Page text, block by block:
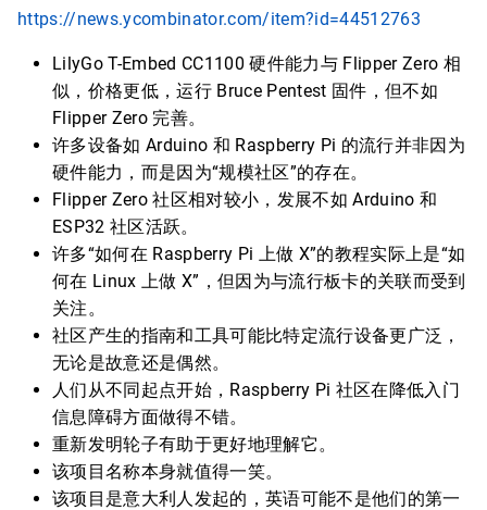
https://news.ycombinator.com/item?id=44512763
LilyGo T-Embed CC1100 硬件能力与 Flipper Zero 相
似，价格更低，运行 Bruce Pentest 固件，但不如
Flipper Zero 完善。
许多设备如 Arduino 和 Raspberry Pi 的流行并非因为
硬件能力，而是因为“规模社区”的存在。
Flipper Zero 社区相对较小，发展不如 Arduino 和
ESP32 社区活跃。
许多“如何在 Raspberry Pi 上做 X”的教程实际上是“如
何在 Linux 上做 X”，但因为与流行板卡的关联而受到
关注。
社区产生的指南和工具可能比特定流行设备更广泛，
无论是故意还是偶然。
人们从不同起点开始，Raspberry Pi 社区在降低入门
信息障碍方面做得不错。
重新发明轮子有助于更好地理解它。
该项目名称本身就值得一笑。
该项目是意大利人发起的，英语可能不是他们的第一